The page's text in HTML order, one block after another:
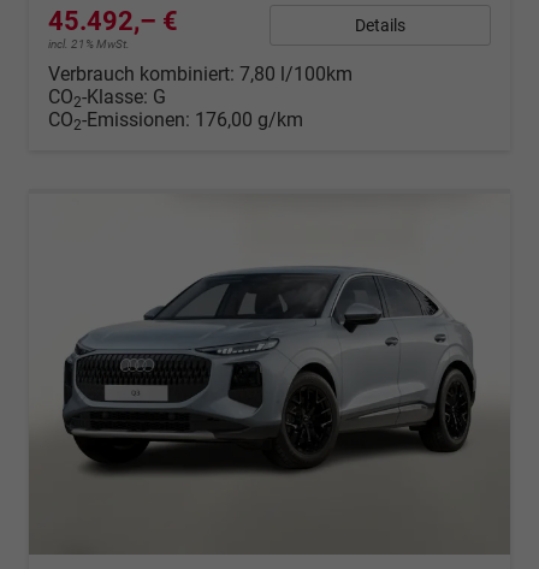
45.492,– €
incl. 21% MwSt.
Details
Verbrauch kombiniert: 7,80 l/100km
CO2-Klasse: G
CO2-Emissionen: 176,00 g/km